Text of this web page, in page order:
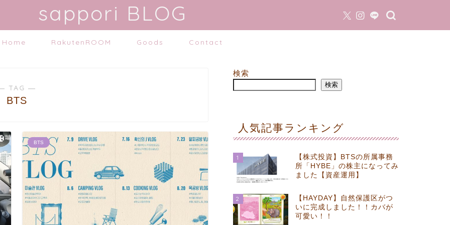
sappori BLOG
Home RakutenROOM Goods Contact
TAG ―
BTS
BTS
検索
検索
人気記事ランキング
1
【株式投資】BTSの所属事務
所「HYBE」の株主になってみ
ました【資産運用】
2
【HAYDAY】自然保護区がつ
いに完成しました！！カバが
可愛い！！